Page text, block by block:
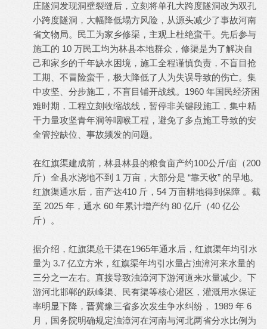
庄隧洞发现洞壁裂缝后，立刻将单孔大跨度隧洞改为双孔
小跨度隧洞，大幅降低塌方风险，从源头减少了事故河南
省文物局。民工为家乡修渠，主观上杜绝蛮干。先后参与
施工的 10 万民工均为林县本地群众，修渠是为了解决自
己和家乡的千年缺水困境，施工全程谨慎负责，不盲目抢
工期、不冒险蛮干，极大降低了人为失误导致的伤亡。集
中攻坚、分步施工，不盲目铺开战线。1960 年国民经济困
难时期，工程立刻收缩战线，暂停非关键段施工，集中精
干力量攻坚青年洞等咽喉工程，避免了多点施工导致的安
全管控缺位、事故频发的问题。
在红旗渠建成前，林县林县的粮食亩产约100公斤/亩（200
斤）全县水浇地不到 1 万亩，大部分是 “靠天收” 的旱地。
红旗渠通水后，亩产达410 斤，54 万亩耕地得到保障 。截
至 2025 年，通水 60 年累计增产约 80 亿斤（40 亿公
斤）。
据介绍，红旗渠总干渠在1965年通水后，红旗渠年均引水
量为 3.7 亿立方米，红旗渠年均引水量占浊漳河来水量的
三分之一左右。直接导致浊漳河下游河道来水量减少。下
游河北邯郸的跃峰渠、民有渠等核心灌区，灌溉用水保证
率明显下降，晋冀豫三省多次发生争水纠纷， 1989 年 6
月，国务院明确规定浊漳河在河南与河北两省分水比例为